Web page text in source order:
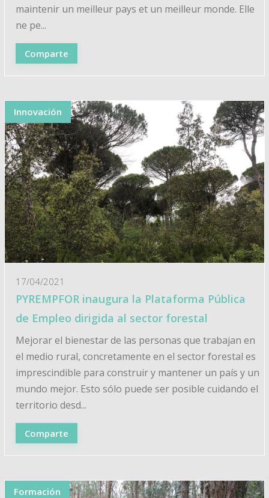
maintenir un meilleur pays et un meilleur monde. Elle
ne pe...
Comparte
Innovación
17/04/2021
PYREMPFOR inaugura la Plataforma Pública
de Empleo dirigida al sector forestal
Mejorar el bienestar de las personas que trabajan en
el medio rural, concretamente en el sector forestal es
imprescindible para construir y mantener un país y un
mundo mejor. Esto sólo puede ser posible cuidando el
territorio desd...
Comparte
Formación